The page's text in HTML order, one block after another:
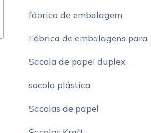
fábrica de embalagem
Fábrica de embalagens para
Sacola de papel duplex
sacola plástica
Sacolas de papel